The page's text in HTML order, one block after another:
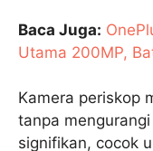
Baca Juga:
Utama 200MP,
Kamera periskop
tanpa
signifikan, cocok